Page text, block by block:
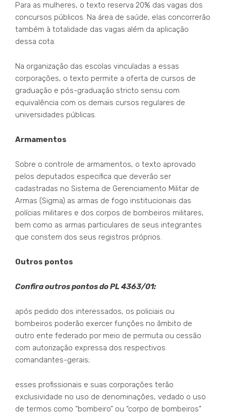
Para as mulheres, o texto reserva 20% das vagas dos
concursos públicos. Na área de saúde, elas concorrerão
também à totalidade das vagas além da aplicação
dessa cota.
Na organização das escolas vinculadas a essas
corporações, o texto permite a oferta de cursos de
graduação e pós-graduação stricto sensu com
equivalência com os demais cursos regulares de
universidades públicas.
Armamentos
Sobre o controle de armamentos, o texto aprovado
pelos deputados especifica que deverão ser
cadastradas no Sistema de Gerenciamento Militar de
Armas (Sigma) as armas de fogo institucionais das
polícias militares e dos corpos de bombeiros militares,
bem como as armas particulares de seus integrantes
que constem dos seus registros próprios.
Outros pontos
Confira outros pontos do PL 4363/01:
após pedido dos interessados, os policiais ou
bombeiros poderão exercer funções no âmbito de
outro ente federado por meio de permuta ou cessão
com autorização expressa dos respectivos
comandantes-gerais;
esses profissionais e suas corporações terão
exclusividade no uso de denominações, vedado o uso
de termos como “bombeiro” ou “corpo de bombeiros”